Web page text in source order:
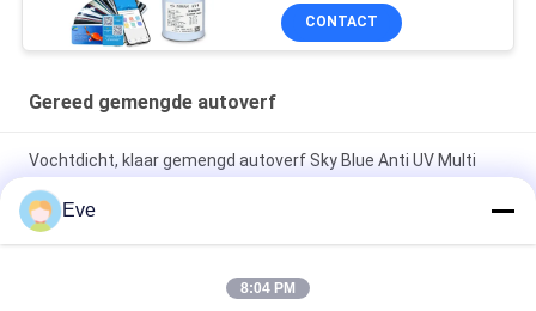
CONTACT
Gereed gemengde autoverf
Vochtdicht, klaar gemengd autoverf Sky Blue Anti UV Multi
Function
Duurzaam, onschadelijk, heldergroen, weerbestendige,
Eve
8:04 PM